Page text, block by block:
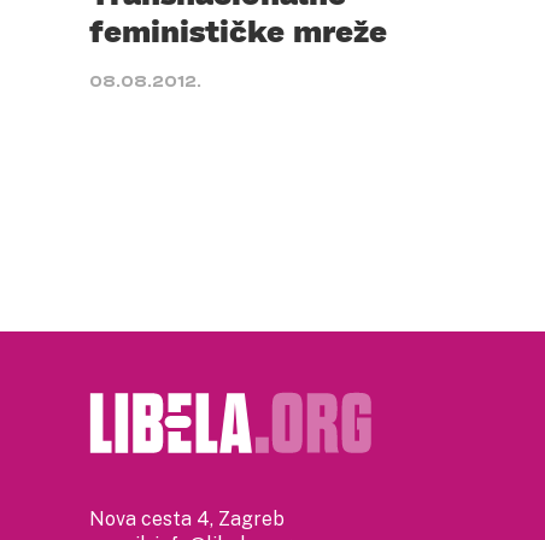
feminističke mreže
08.08.2012.
Nova cesta 4, Zagreb